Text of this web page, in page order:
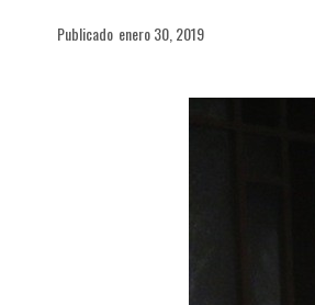
Publicado enero 30, 2019